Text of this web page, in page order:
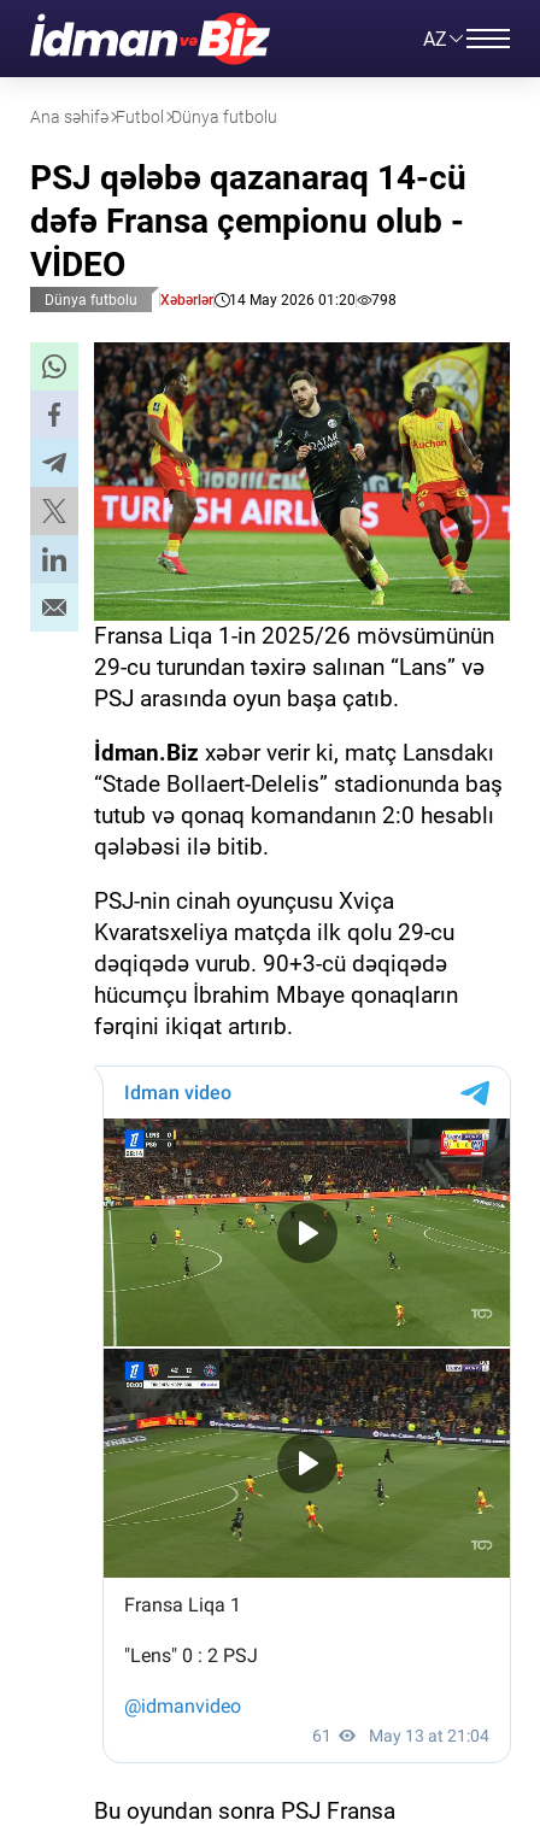
AZ
Ana səhifə Futbol Dünya futbolu
PSJ qələbə qazanaraq 14-cü
dəfə Fransa çempionu olub -
VİDEO
Dünya futbolu Xəbərlər 14 May 2026 01:20 798
Fransa Liqa 1-in 2025/26 mövsümünün
29-cu turundan təxirə salınan “Lans” və
PSJ arasında oyun başa çatıb.
İdman.Biz xəbər verir ki, matç Lansdakı
“Stade Bollaert-Delelis” stadionunda baş
tutub və qonaq komandanın 2:0 hesablı
qələbəsi ilə bitib.
PSJ-nin cinah oyunçusu Xviça
Kvaratsxeliya matçda ilk qolu 29-cu
dəqiqədə vurub. 90+3-cü dəqiqədə
hücumçu İbrahim Mbaye qonaqların
fərqini ikiqat artırıb.
Bu oyundan sonra PSJ Fransa